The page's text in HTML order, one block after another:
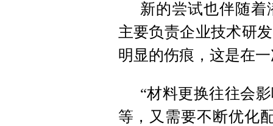
新的尝试也伴随
主要负责企业技术研
明显的伤痕，这是在
“材料更换往往会
等，又需要不断优化